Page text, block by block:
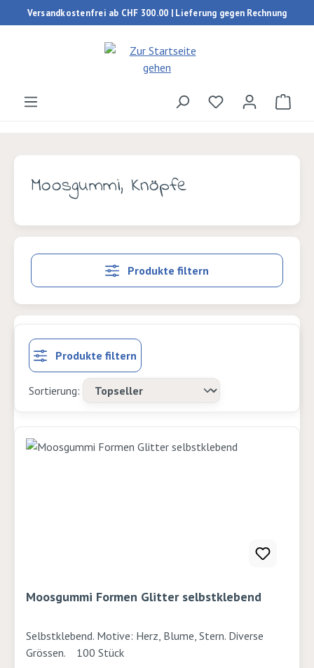
Zum Hauptinhalt springen
Versandkostenfrei ab CHF 300.00 | Lieferung gegen Rechnung
Du hast 0
Moosgummi, Knöpfe
Produkte filtern
Produkte filtern
Moosgummi Formen Glitter selbstklebend
Selbstklebend. Motive: Herz, Blume, Stern. Diverse
Grössen. 100 Stück